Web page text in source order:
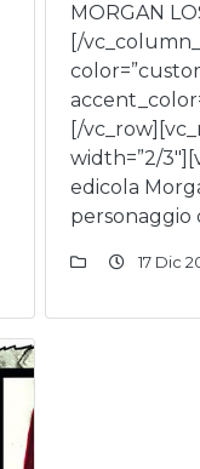
MORGAN
[/
[/
width=”2/
edicola
personaggio
17 Dic